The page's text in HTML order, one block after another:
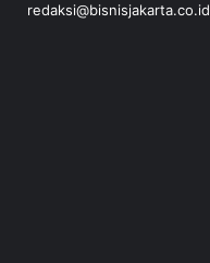
redaksi@bisnisjakarta.co.id